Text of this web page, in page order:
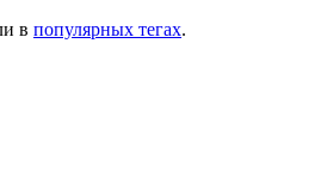
в популярных тегах.